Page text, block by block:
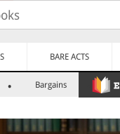
BARE ACTS
Bargains